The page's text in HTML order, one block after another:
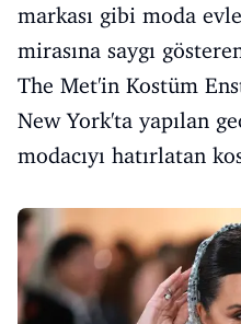
markası gibi moda
mirasına saygı
The Met'in Kostüm
New York'ta yapılan
modacıyı hatırlatan